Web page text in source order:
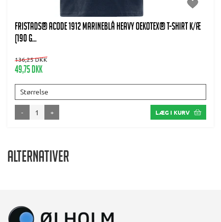
FRISTADS® Acode 1912 MARINEBLÅ Heavy Oekotex® T-Shirt K/Æ
(190 g...
136,25 DKK
49,75 DKK
Størrelse
- + LÆG I KURV
Alternativer